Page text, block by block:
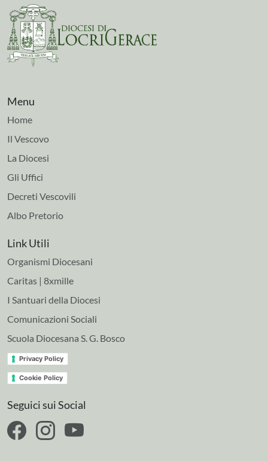
Menu
Home
Il Vescovo
La Diocesi
Gli Uffici
Decreti Vescovili
Albo Pretorio
Link Utili
Organismi Diocesani
Caritas | 8xmille
I Santuari della Diocesi
Comunicazioni Sociali
Scuola Diocesana S. G. Bosco
Privacy Policy
Cookie Policy
Seguici sui Social